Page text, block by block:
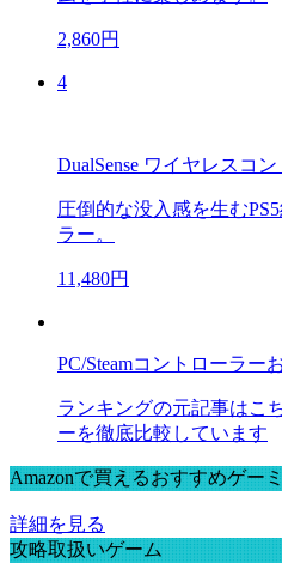
2,860円
4
DualSense ワイヤレスコ
圧倒的な没入感を生む
ラー。
11,480円
PC/Steamコントローラー
ランキングの元記事はこ
ーを徹底比較しています
Amazonで買えるおすすめゲー
詳細を見る
攻略取扱いゲーム